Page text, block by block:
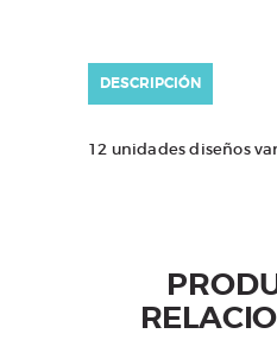
DESCRIPCIÓN
12 unidades diseños